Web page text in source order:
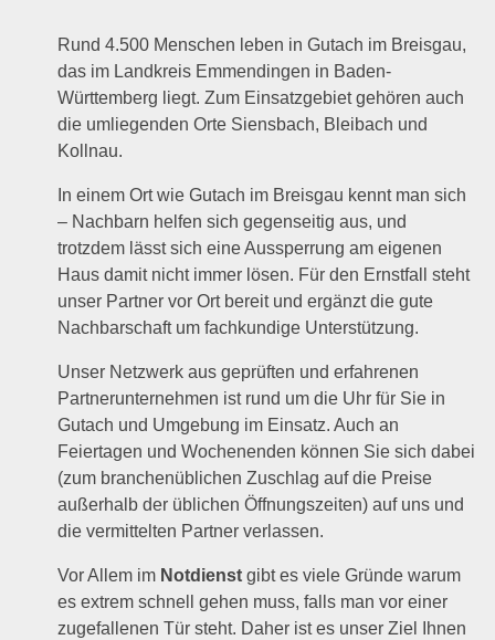
Rund 4.500 Menschen leben in Gutach im Breisgau,
das im Landkreis Emmendingen in Baden-
Württemberg liegt. Zum Einsatzgebiet gehören auch
die umliegenden Orte Siensbach, Bleibach und
Kollnau.
In einem Ort wie Gutach im Breisgau kennt man sich
– Nachbarn helfen sich gegenseitig aus, und
trotzdem lässt sich eine Aussperrung am eigenen
Haus damit nicht immer lösen. Für den Ernstfall steht
unser Partner vor Ort bereit und ergänzt die gute
Nachbarschaft um fachkundige Unterstützung.
Unser Netzwerk aus geprüften und erfahrenen
Partnerunternehmen ist rund um die Uhr für Sie in
Gutach und Umgebung im Einsatz. Auch an
Feiertagen und Wochenenden können Sie sich dabei
(zum branchenüblichen Zuschlag auf die Preise
außerhalb der üblichen Öffnungszeiten) auf uns und
die vermittelten Partner verlassen.
Vor Allem im Notdienst gibt es viele Gründe warum
es extrem schnell gehen muss, falls man vor einer
zugefallenen Tür steht. Daher ist es unser Ziel Ihnen